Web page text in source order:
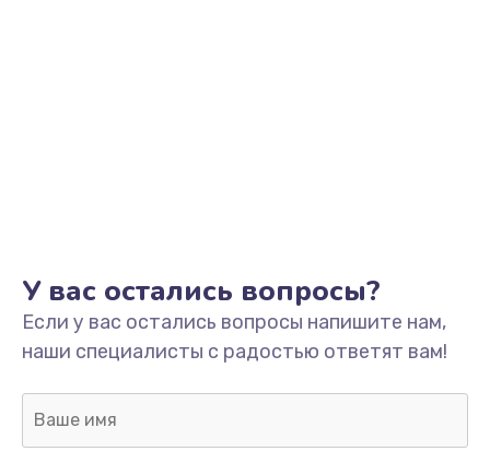
от 550 руб.
Заказать
Замена микросхемы зарядки
У вас остались вопросы?
Если у вас остались вопросы напишите нам,
наши специалисты с радостью ответят вам!